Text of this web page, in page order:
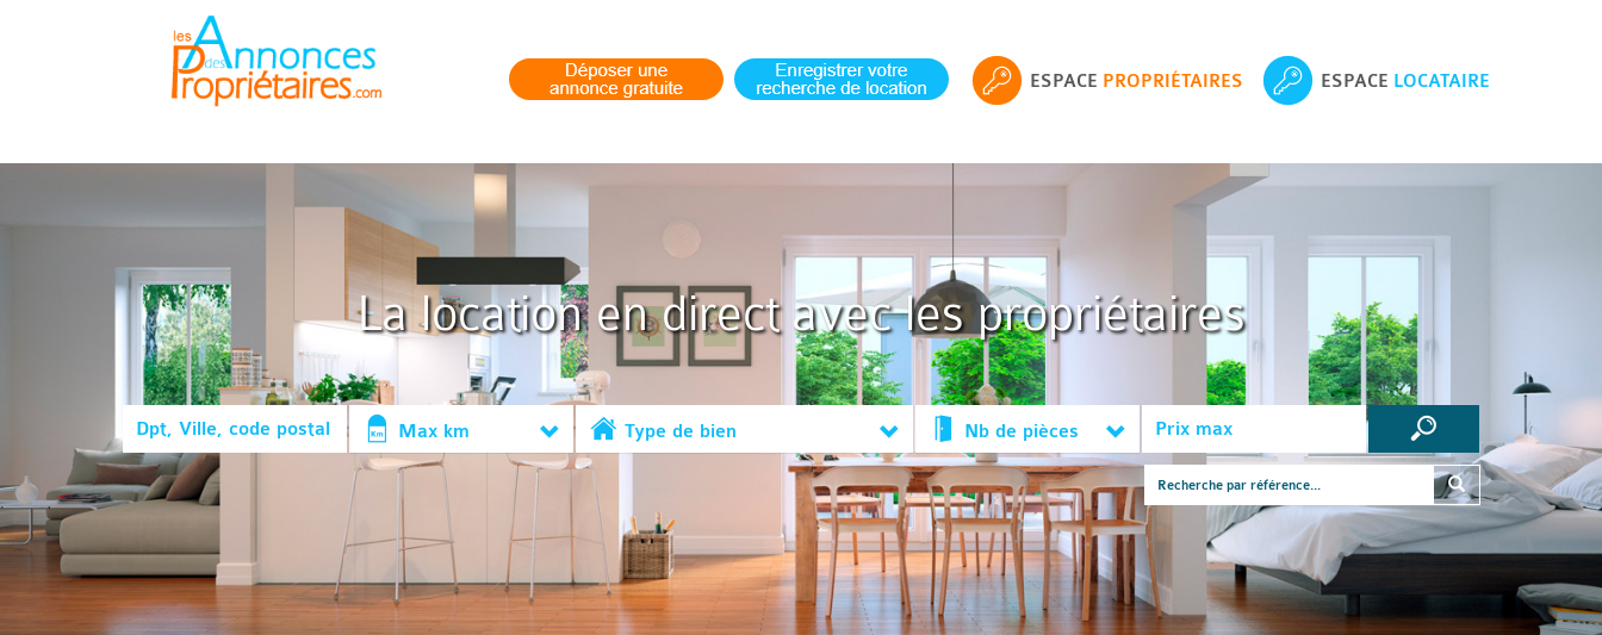
ESPACE PROPRIÉTAIRES ESPACE LOCATAIRE
La location en direct avec les propriétaires
Max km Type de bien Nb de pièces